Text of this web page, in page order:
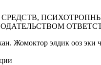
Жомоктор элдик ооз эки